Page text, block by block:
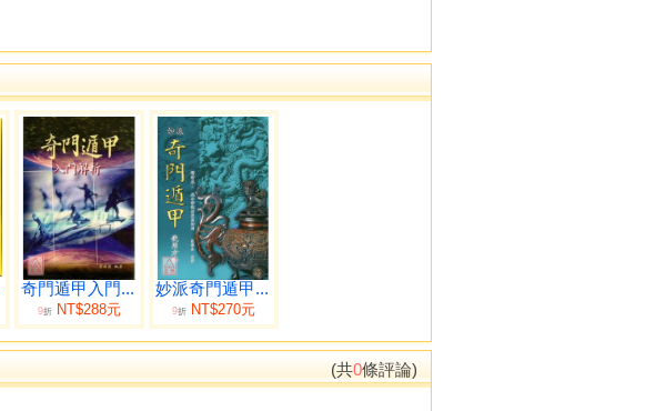
奇門遁甲入門...
9折 NT$288元
妙派奇門遁甲...
9折 NT$270元
(共0條評論)